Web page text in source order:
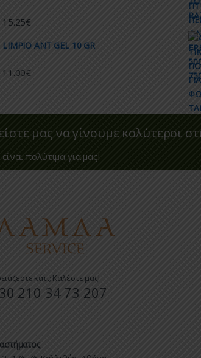
15.25€
LIMPIO ANT GEL 10 GR
11.00€
μας να γίνουμε καλύτεροι
πολύτιμα για μας!
κάτι; Καλέστε μας!
210 34 73 207